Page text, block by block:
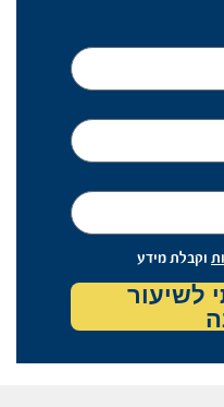
וקבלת מידע
לשיעור